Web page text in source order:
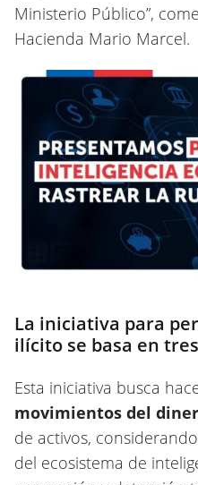
Ministerio Público”,
Hacienda Mario Marcel.
La iniciativa para
ilícito se basa en
Esta iniciativa busca
movimientos del
de activos,
del ecosistema de